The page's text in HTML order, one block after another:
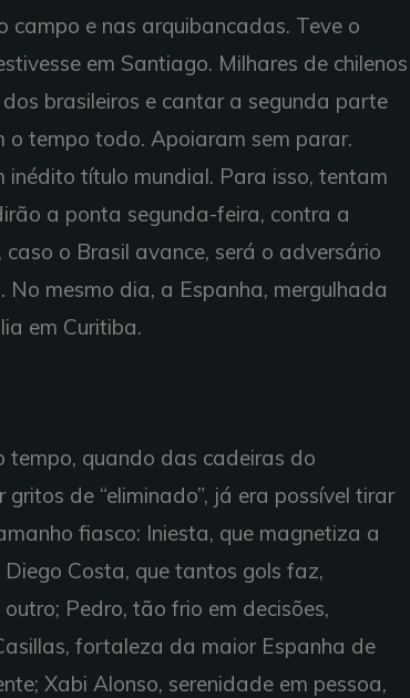
campo e nas arquibancadas. Teve o
em Santiago. Milhares de chilenos
brasileiros e cantar a segunda parte
o tempo todo. Apoiaram sem parar.
inédito título mundial. Para isso, tentam
a ponta segunda-feira, contra a
o Brasil avance, será o adversário
mesmo dia, a Espanha, mergulhada
em Curitiba.
tempo, quando das cadeiras do
de “eliminado”, já era possível tirar
fiasco: Iniesta, que magnetiza a
Costa, que tantos gols faz,
Pedro, tão frio em decisões,
fortaleza da maior Espanha de
Xabi Alonso, serenidade em pessoa,